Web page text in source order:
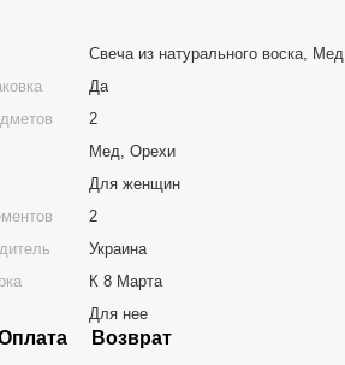
Свеча из натурального воска,
Да
2
Мед, Орехи
Для женщин
2
Украина
К 8 Марта
Для нее
Возврат